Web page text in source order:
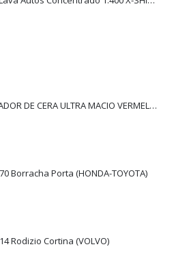
DMG APLICADOR DE CERA ULTRA MACIO VERMELHO l
Borracha Porta (HONDA-TOYOTA)
Rodizio Cortina (VOLVO)